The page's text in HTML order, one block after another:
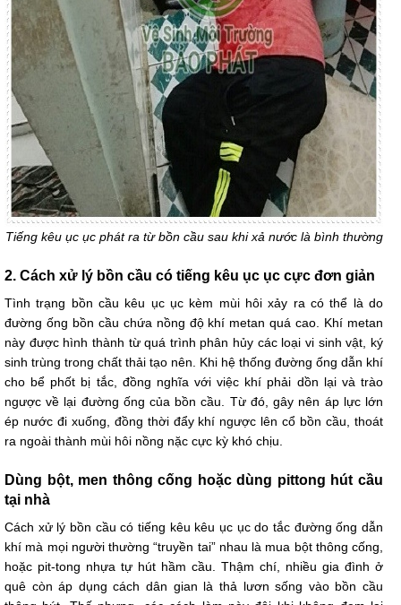
Tiếng kêu ục ục phát ra từ bồn cầu sau khi xả nước là bình thường
2. Cách xử lý bồn cầu có tiếng kêu ục ục cực đơn giản
Tình trạng bồn cầu kêu ục ục kèm mùi hôi xảy ra có thể là do
đường ống bồn cầu chứa nồng độ khí metan quá cao. Khí metan
này được hình thành từ quá trình phân hủy các loại vi sinh vật, ký
sinh trùng trong chất thải tạo nên. Khi hệ thống đường ống dẫn khí
cho bể phốt bị tắc, đồng nghĩa với việc khí phải dồn lại và trào
ngược về lại đường ống của bồn cầu. Từ đó, gây nên áp lực lớn
ép nước đi xuống, đồng thời đẩy khí ngược lên cổ bồn cầu, thoát
ra ngoài thành mùi hôi nồng nặc cực kỳ khó chịu.
Dùng bột, men thông cống hoặc dùng pittong hút cầu
tại nhà
Cách xử lý bồn cầu có tiếng kêu kêu ục ục do tắc đường ống dẫn
khí mà mọi người thường “truyền tai” nhau là mua bột thông cống,
hoặc pit-tong nhựa tự hút hầm cầu. Thậm chí, nhiều gia đình ở
quê còn áp dụng cách dân gian là thả lươn sống vào bồn cầu